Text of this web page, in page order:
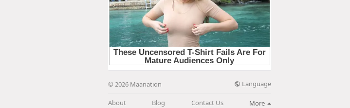
© 2026 Maanation Language
About Blog Contact Us More